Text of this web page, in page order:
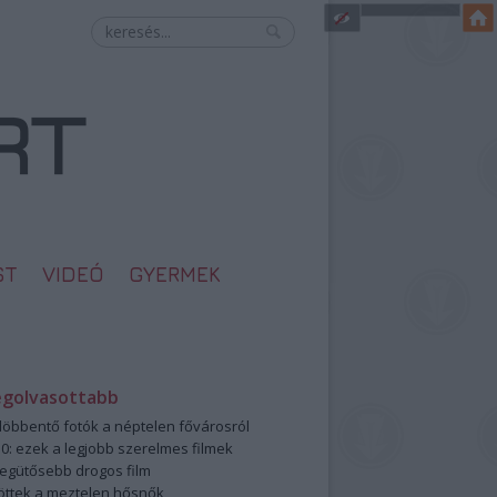
VIDEÓ GYERMEK
fotók a néptelen fővárosról
ezek a legjobb szerelmes filmek
drogos film
a meztelen hősnők